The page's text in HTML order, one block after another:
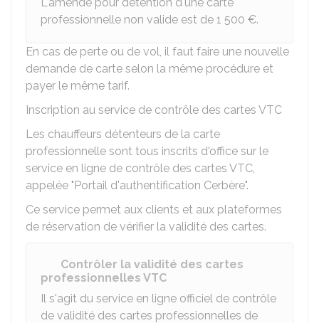
professionnelle non valide est de 1 500 €.
En cas de perte ou de vol, il faut faire une nouvelle
demande de carte selon la même procédure et
payer le même tarif.
Inscription au service de contrôle des cartes VTC
Les chauffeurs détenteurs de la carte
professionnelle sont tous inscrits d'office sur le
service en ligne de contrôle des cartes VTC,
appelée "Portail d'authentification Cerbère".
Ce service permet aux clients et aux plateformes
de réservation de vérifier la validité des cartes.
Contrôler la validité des cartes
professionnelles VTC
Il s'agit du service en ligne officiel de contrôle
de validité des cartes professionnelles de